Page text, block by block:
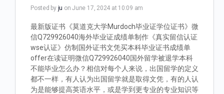
Posted by ju on June 17, 2024 at 10:09 am
最新版证书《莫道克大学Murdoch毕业证学位证书》微
信Q729926040海外毕业证成绩单制作《真实留信认证
wse认证》仿制国外证书文凭买本科毕业证书成绩单
offer在读证明微信Q729926040国外留学被退学本科
不能毕业怎么办？相信对每个人来说，出国留学的定义
都不一样，有人认为出国留学就是取得文凭，有的人认
为是能够提高英语水平，或是学到更专业的专业知识等